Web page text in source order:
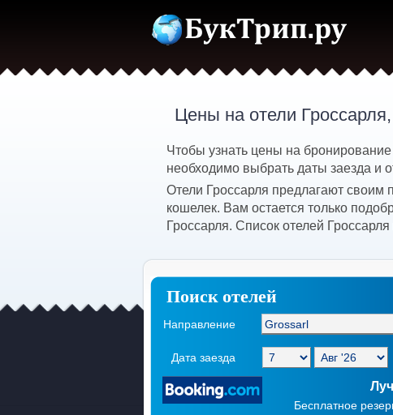
Цены на отели
Чтобы узнать цены на
необходимо выбрать даты заезда и
Отели Гроссарля предлагают своим
кошелек. Вам остается только
Гроссарля. Список отелей
Поиск отелей
Направление
Дата заезда
Бесплатное